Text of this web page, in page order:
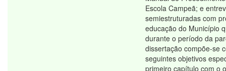
Escola Campeã; e
semiestruturadas com
educação do Município
durante o período da
dissertação compõe-se
seguintes objetivos
primeiro capítulo com o